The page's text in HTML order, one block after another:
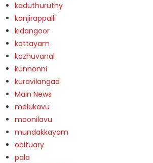
kaduthuruthy
kanjirappalli
kidangoor
kottayam
kozhuvanal
kunnonni
kuravilangad
Main News
melukavu
moonilavu
mundakkayam
obituary
pala